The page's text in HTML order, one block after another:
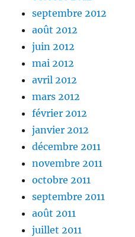
septembre 2012
août 2012
juin 2012
mai 2012
avril 2012
mars 2012
février 2012
janvier 2012
décembre 2011
novembre 2011
octobre 2011
septembre 2011
août 2011
juillet 2011